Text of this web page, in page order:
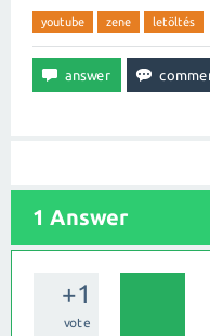
youtube zene letöltés
1 Answer
+1
vote